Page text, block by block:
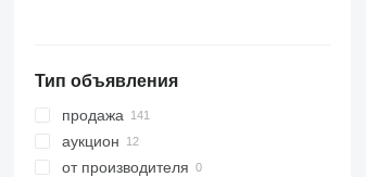
Тип объявления
продажа
аукцион
от производителя